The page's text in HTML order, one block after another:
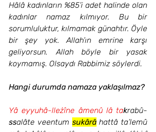
Hâlâ kadınların %85’i adet halinde olan
kadınlar namaz kılmıyor. Bu bir
sorumluluktur, kılmamak günahtır. Öyle
bir şey yok. Allah’ın emrine karşı
geliyorsun. Allah böyle bir yasak
koymamış. Olsaydı Rabbimiz söylerdi.
Hangi durumda namaza yaklaşılmaz?
Yâ eyyuhâ-lleżîne âmenû lâ takrabû-
ssalâte veentum sukârâ hattâ ta’lemû